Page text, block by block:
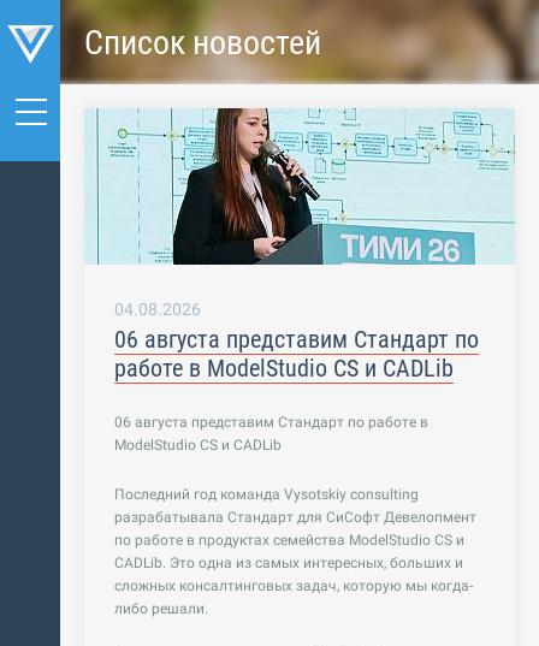
Список новостей
04.08.2026
06 августа представим Стандарт по
работе в ModelStudio CS и CADLib
06 августа представим Стандарт по работе в
ModelStudio CS и CADLib
Последний год команда Vysotskiy consulting
разрабатывала Стандарт для СиСофт Девелопмент
по работе в продуктах семейства ModelStudio CS и
CADLib. Это одна из самых интересных, больших и
сложных консалтинговых задач, которую мы когда-
либо решали.